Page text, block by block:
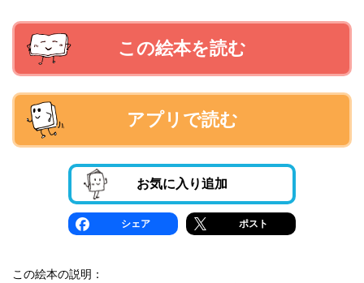
この絵本を読む
アプリで読む
お気に入り追加
シェア ポスト
この絵本の説明：